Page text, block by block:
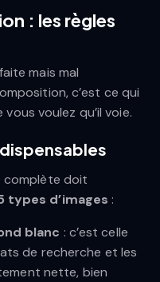
: les règles
mais mal
c’est ce qui
voulez qu’il voie.
complète doit
types d’images :
blanc : c’est celle
de recherche et les
nette, bien